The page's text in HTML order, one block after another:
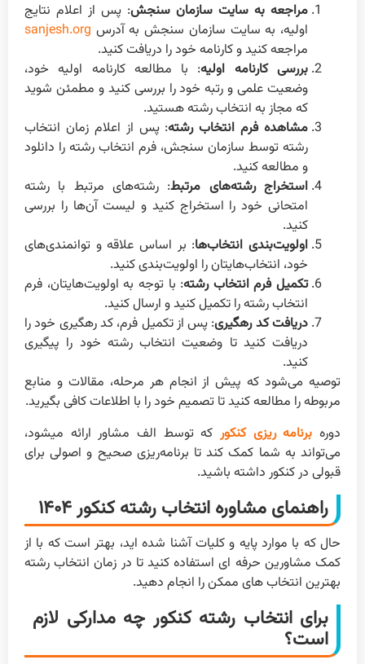
مراجعه به سایت سازمان سنجش: پس از اعلام نتایج
اولیه، به سایت سازمان سنجش به آدرس sanjesh.org
مراجعه کنید و کارنامه خود را دریافت کنید.
بررسی کارنامه اولیه: با مطالعه کارنامه اولیه خود،
وضعیت علمی و رتبه خود را بررسی کنید و مطمئن شوید
که مجاز به انتخاب رشته هستید.
مشاهده فرم انتخاب رشته: پس از اعلام زمان انتخاب
رشته توسط سازمان سنجش، فرم انتخاب رشته را دانلود
و مطالعه کنید.
استخراج رشته‌های مرتبط: رشته‌های مرتبط با رشته
امتحانی خود را استخراج کنید و لیست آن‌ها را بررسی
کنید.
اولویت‌بندی انتخاب‌ها: بر اساس علاقه و توانمندی‌های
خود، انتخاب‌هایتان را اولویت‌بندی کنید.
تکمیل فرم انتخاب رشته: با توجه به اولویت‌هایتان، فرم
انتخاب رشته را تکمیل کنید و ارسال کنید.
دریافت کد رهگیری: پس از تکمیل فرم، کد رهگیری خود را
دریافت کنید تا وضعیت انتخاب رشته خود را پیگیری
کنید.
توصیه می‌شود که پیش از انجام هر مرحله، مقالات و منابع
مربوطه را مطالعه کنید تا تصمیم خود را با اطلاعات کافی بگیرید.
دوره برنامه ریزی کنکور که توسط الف مشاور ارائه میشود،
می‌تواند به شما کمک کند تا برنامه‌ریزی صحیح و اصولی برای
قبولی در کنکور داشته باشید.
راهنمای مشاوره انتخاب رشته کنکور ۱۴۰۴
حال که با موارد پایه و کلیات آشنا شده اید، بهتر است که با از
کمک مشاورین حرفه ای استفاده کنید تا در زمان انتخاب رشته
بهترین انتخاب های ممکن را انجام دهید.
برای انتخاب رشته کنکور چه مدارکی لازم
است؟